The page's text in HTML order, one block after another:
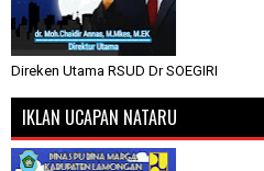
Direken Utama RSUD Dr SOEGIRI
IKLAN UCAPAN NATARU